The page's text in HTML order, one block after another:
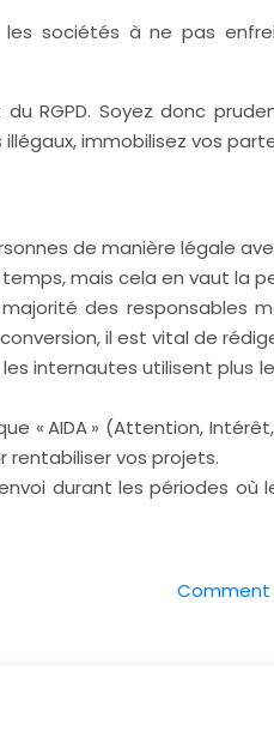
sociétés à ne pas
RGPD. Soyez donc
immobilisez vos
de manière légale
mais cela en vaut la
des
il est vital de
internautes utilisent
« AIDA » (Attention,
rentabiliser vos projets.
durant les périodes où
Comment